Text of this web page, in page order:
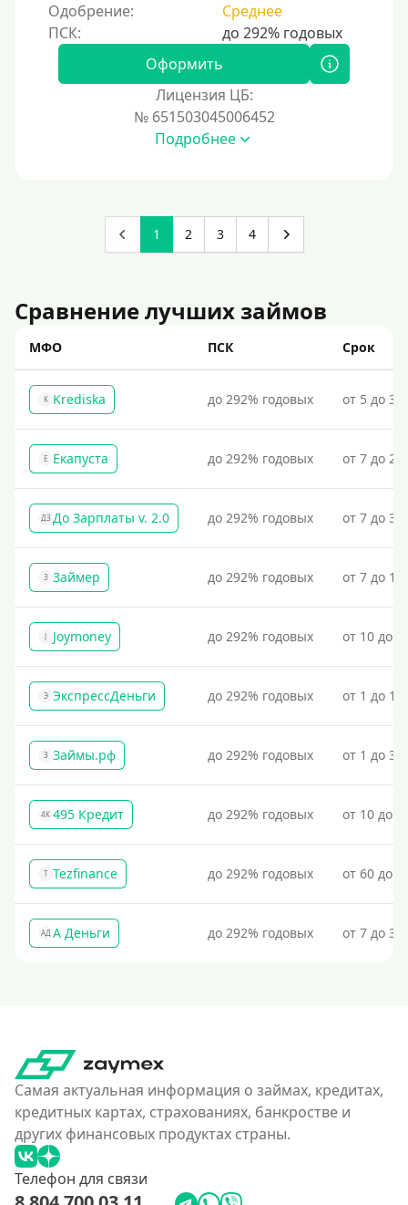
Одобрение:
Среднее
Оформить
Лицензия ЦБ:
№ 651503045006452
Подробнее
1 2 3 4
Сравнение лучших займов
МФО ПСК Срок
K Krediska до 292% годовых от 5 до
Е Екапуста до 292% годовых от 7 до
ДЗ До Зарплаты v. 2.0 до 292% годовых от 7 до
З Займер до 292% годовых от 7 до
J Joymoney до 292% годовых от 10 до
Э ЭкспрессДеньги до 292% годовых от 1 до
З Займы.рф до 292% годовых от 1 до
4К 495 Кредит до 292% годовых от 10 до
T Tezfinance до 292% годовых от 60 до
АД А Деньги до 292% годовых от 7 до
Самая актуальная информация о займах, кредитах,
кредитных картах, страхованиях, банкростве и
других финансовых продуктах страны.
Телефон для связи